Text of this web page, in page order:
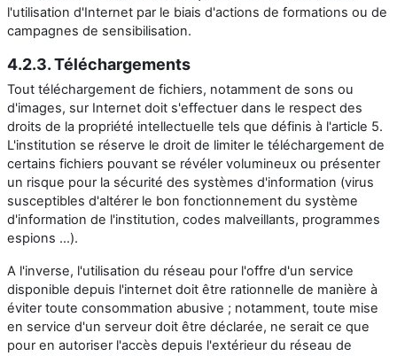
l'utilisation d'Internet par le biais d'actions de formations ou de
campagnes de sensibilisation.
4.2.3. Téléchargements
Tout téléchargement de fichiers, notamment de sons ou
d'images, sur Internet doit s'effectuer dans le respect des
droits de la propriété intellectuelle tels que définis à l'article 5.
L'institution se réserve le droit de limiter le téléchargement de
certains fichiers pouvant se révéler volumineux ou présenter
un risque pour la sécurité des systèmes d'information (virus
susceptibles d'altérer le bon fonctionnement du système
d'information de l'institution, codes malveillants, programmes
espions ...).
A l'inverse, l'utilisation du réseau pour l'offre d'un service
disponible depuis l'internet doit être rationnelle de manière à
éviter toute consommation abusive ; notamment, toute mise
en service d'un serveur doit être déclarée, ne serait ce que
pour en autoriser l'accès depuis l'extérieur du réseau de